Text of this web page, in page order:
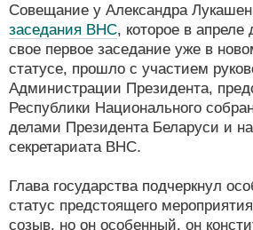
Совещание у Александра
заседания ВНС, которое в апреле
свое первое заседание уже в
статусе, прошло с участием
Администрации Президента,
Республики Национального
делами Президента Беларуси и
секретариата ВНС.
Глава государства подчеркнул
статус предстоящего
созыв, но он особенный, он